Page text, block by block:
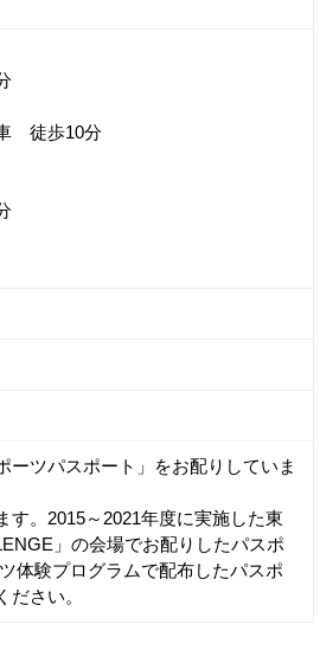
徒歩10分
ーツパスポート」をお配りしていま
。2015～2021年度に実施した東
」の会場でお配りしたパスポ
体験プログラムで配布したパスポ
さい。